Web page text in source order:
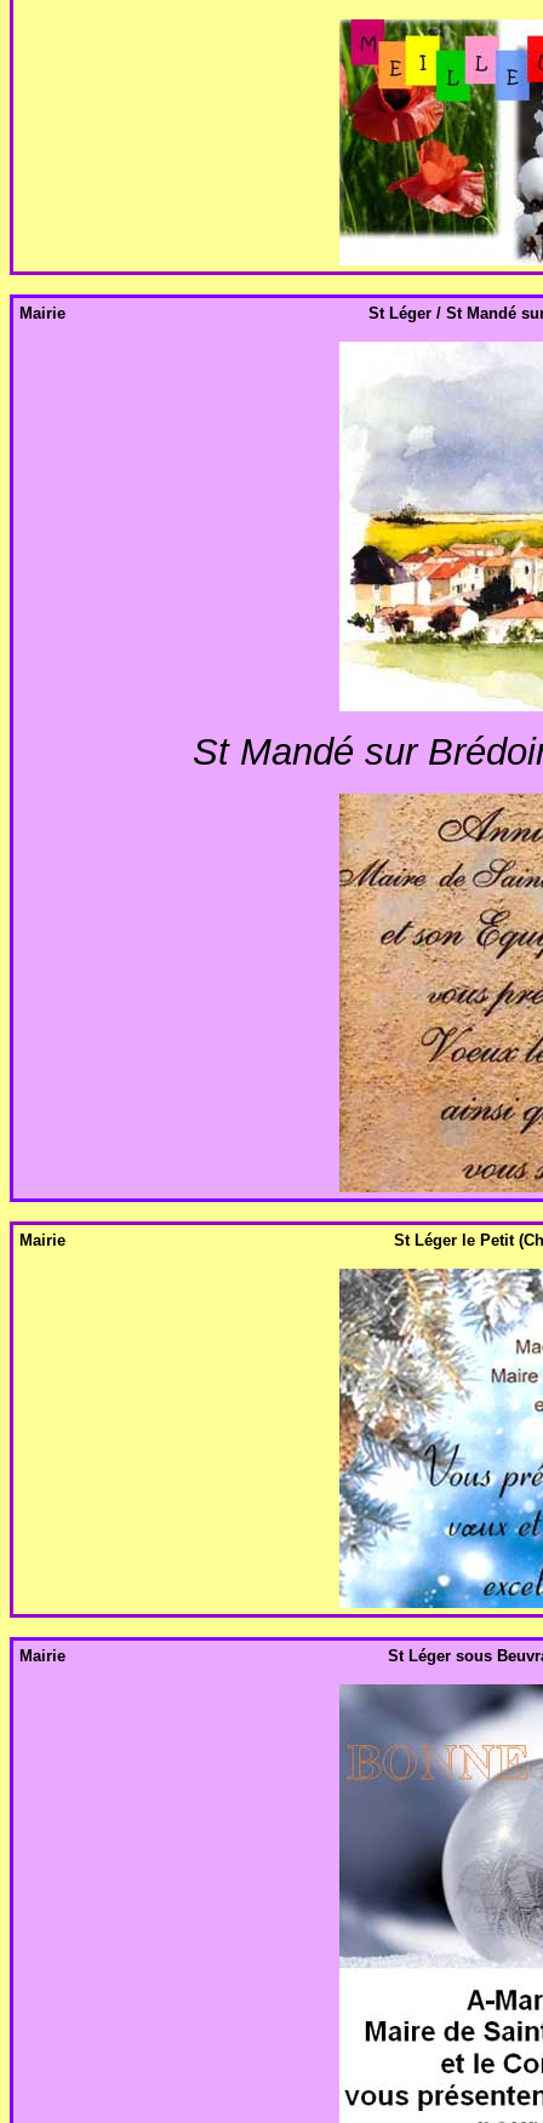
Mairie St Léger / St Mandé
St Mandé sur
Mairie St Léger le Petit
Mairie St Léger sous